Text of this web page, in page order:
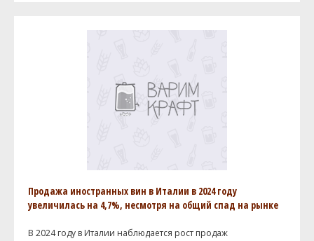
Продажа иностранных вин в Италии в 2024 году
увеличилась на 4,7%, несмотря на общий спад на рынке
В 2024 году в Италии наблюдается рост продаж